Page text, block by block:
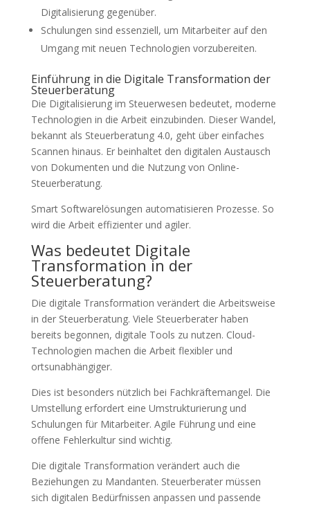
Digitalisierung gegenüber.
Schulungen sind essenziell, um Mitarbeiter auf den
Umgang mit neuen Technologien vorzubereiten.
Einführung in die Digitale Transformation der
Steuerberatung
Die Digitalisierung im Steuerwesen bedeutet, moderne
Technologien in die Arbeit einzubinden. Dieser Wandel,
bekannt als Steuerberatung 4.0, geht über einfaches
Scannen hinaus. Er beinhaltet den digitalen Austausch
von Dokumenten und die Nutzung von Online-
Steuerberatung.
Smart Softwarelösungen automatisieren Prozesse. So
wird die Arbeit effizienter und agiler.
Was bedeutet Digitale
Transformation in der
Steuerberatung?
Die digitale Transformation verändert die Arbeitsweise
in der Steuerberatung. Viele Steuerberater haben
bereits begonnen, digitale Tools zu nutzen. Cloud-
Technologien machen die Arbeit flexibler und
ortsunabhängiger.
Dies ist besonders nützlich bei Fachkräftemangel. Die
Umstellung erfordert eine Umstrukturierung und
Schulungen für Mitarbeiter. Agile Führung und eine
offene Fehlerkultur sind wichtig.
Die digitale Transformation verändert auch die
Beziehungen zu Mandanten. Steuerberater müssen
sich digitalen Bedürfnissen anpassen und passende